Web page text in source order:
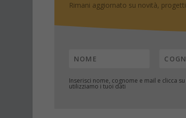
Rimani aggiornato su novità,
Inserisci nome, cognome e mail e clicca su
utilizziamo i tuoi dati